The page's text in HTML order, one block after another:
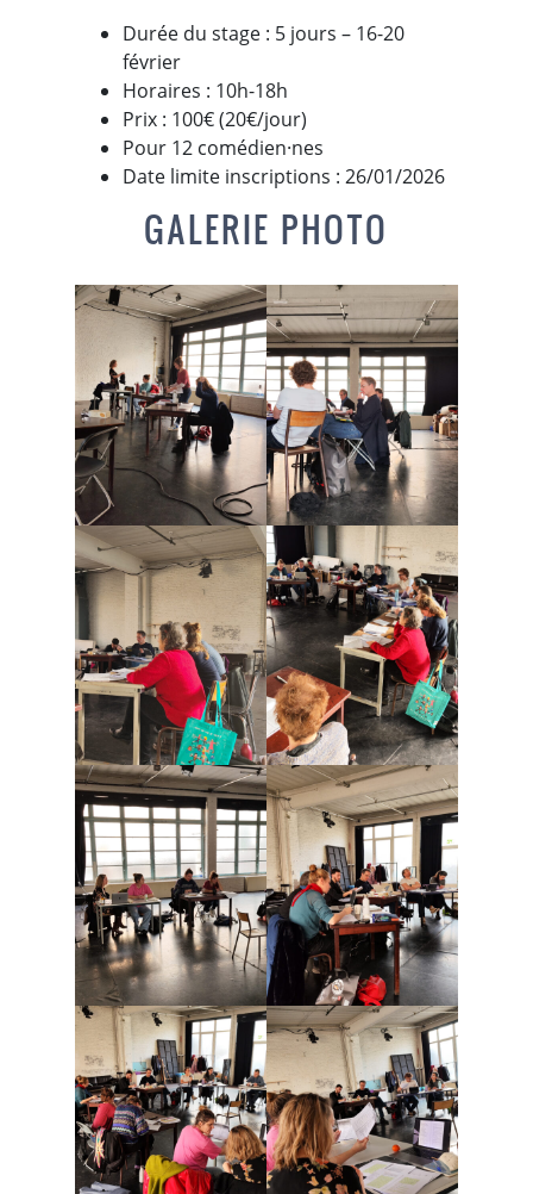
Durée du stage : 5 jours – 16-20
février
Horaires : 10h-18h
Prix : 100€ (20€/jour)
Pour 12 comédien·nes
Date limite inscriptions : 26/01/2026
GALERIE PHOTO